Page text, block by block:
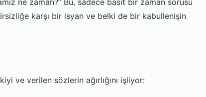
ne zaman?” Bu, sadece basit bir zaman sorusu
karşı bir isyan ve belki de bir kabullenişin
ve verilen sözlerin ağırlığını işliyor: